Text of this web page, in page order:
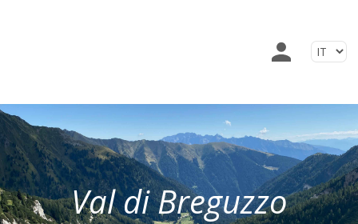
Val di Breguzzo